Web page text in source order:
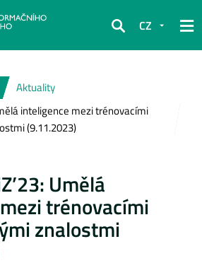
Hledat
CZ
Aktuality
inteligence mezi trénovacími
(9.11.2023)
Umělá
trénovacími
znalostmi